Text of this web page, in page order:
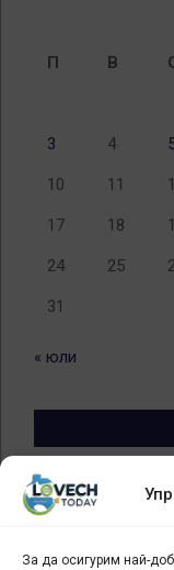
За да осигурим най-
П
В
3 4
10 11
17 18
24 25
31
« юли
Архив
новини